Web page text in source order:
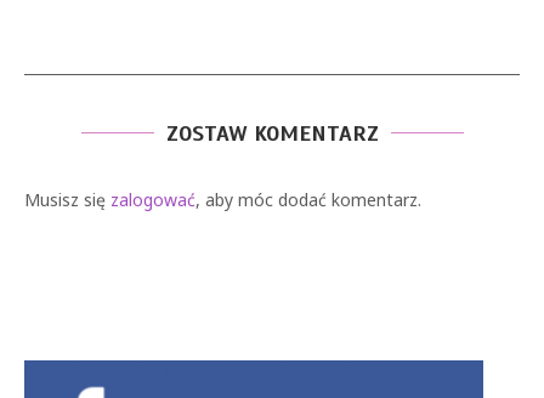
ZOSTAW KOMENTARZ
Musisz się zalogować, aby móc dodać komentarz.